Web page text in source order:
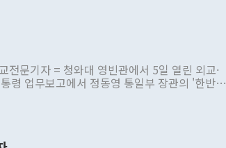
전문기자 = 청와대 영빈관에서 5일 열린 외교·
령 업무보고에서 정동영 통일부 장관의 '한반도
거치지 않은 사안을 정책으로 추진하겠다고 공